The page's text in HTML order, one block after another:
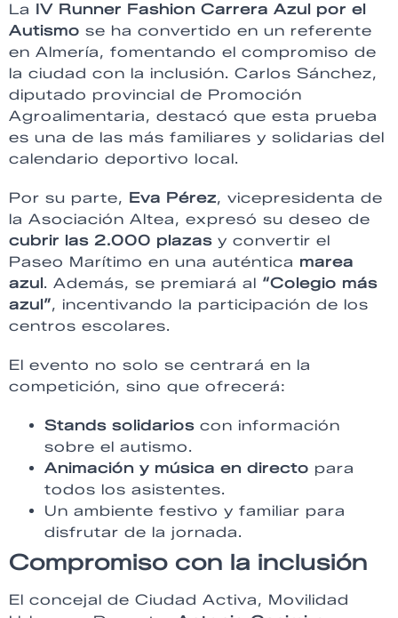
La
IV Runner Fashion Carrera Azul por el
Autismo se ha convertido en un referente
en Almería, fomentando el compromiso de
la ciudad con la inclusión. Carlos Sánchez,
diputado provincial de Promoción
Agroalimentaria, destacó que esta prueba
es una de las más familiares y solidarias del
calendario deportivo local.
Por su parte, Eva Pérez, vicepresidenta de
la Asociación Altea, expresó su deseo de
cubrir las 2.000 plazas y convertir el
Paseo Marítimo en una auténtica marea
azul . Además, se premiará al “Colegio más
azul”, incentivando la participación de los
centros escolares.
El evento no solo se centrará en la
competición, sino que ofrecerá:
Stands solidarios con información
sobre el autismo.
Animación y música en directo para
todos los asistentes.
Un ambiente festivo y familiar para
disfrutar de la jornada.
Compromiso con la inclusión
El concejal de Ciudad Activa, Movilidad